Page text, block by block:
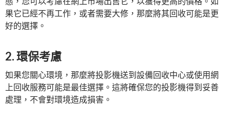
果它已經不再工作，或者需要大修，那麼將其回收可能是更
好的選擇。
2. 環保考慮
如果您關心環境，那麼將投影機送到設備回收中心或使用網
上回收服務可能是最佳選擇。這將確保您的投影機得到妥善
處理，不會對環境造成損害。